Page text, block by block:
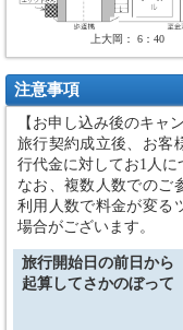
上大岡： 6：40
注意事項
【お申し込み後のキャ
旅行契約成立後、お客
行代金に対してお1人に
なお、複数人数でのご
利用人数で料金が変る
場合がございます。
旅行開始日の前日から
起算してさかのぼって